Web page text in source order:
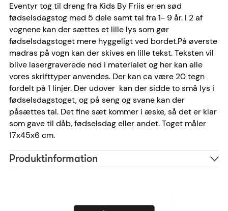
Eventyr tog til dreng fra Kids By Friis er en sød
fødselsdagstog med 5 dele samt tal fra 1- 9 år. I 2 af
vognene kan der sættes et lille lys som gør
fødselsdagstoget mere hyggeligt ved bordet.På øverste
madras på vogn kan der skives en lille tekst. Teksten vil
blive lasergraverede ned i materialet og her kan alle
vores skrifttyper anvendes. Der kan ca være 20 tegn
fordelt på 1 linjer. Der udover kan der sidde to små lys i
fødselsdagstoget, og på seng og svane kan der
påsættes tal. Det fine sæt kommer i æske, så det er klar
som gave til dåb, fødselsdag eller andet. Toget måler
17x45x6 cm.
Produktinformation